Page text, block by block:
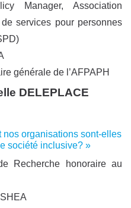
Manager, Association
services pour personnes
générale de l’AFPAPH
DELEPLACE
nos organisations sont-elles
société inclusive? »
Recherche honoraire au